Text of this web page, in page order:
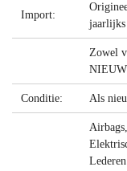
Import:
jaarlijks
Zowel
Conditie: Als